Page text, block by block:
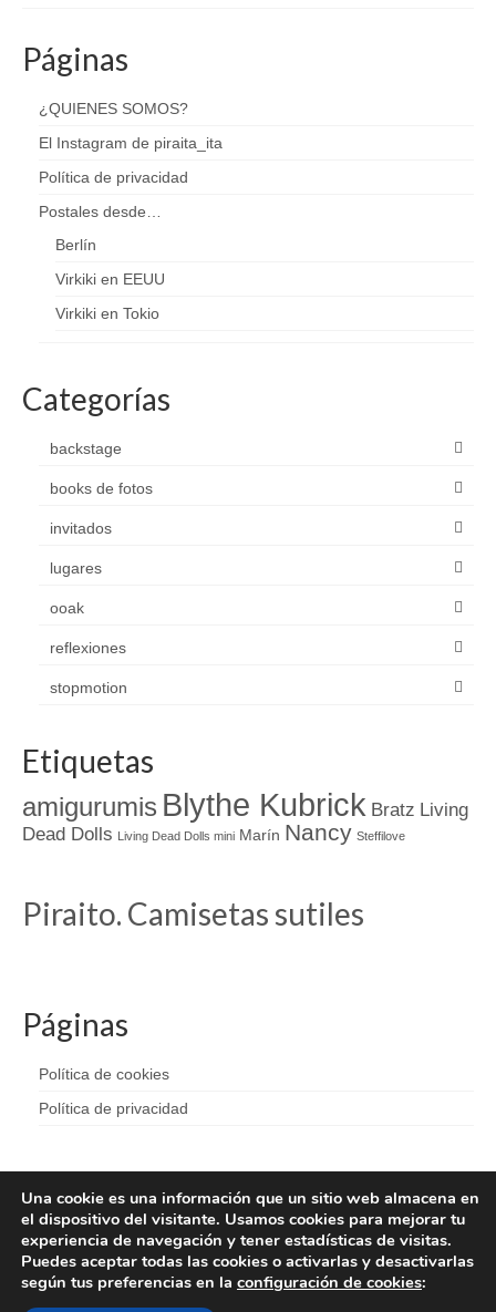
Páginas
¿QUIENES SOMOS?
El Instagram de piraita_ita
Política de privacidad
Postales desde…
Berlín
Virkiki en EEUU
Virkiki en Tokio
Categorías
backstage
books de fotos
invitados
lugares
ooak
reflexiones
stopmotion
Etiquetas
amigurumis Blythe Kubrick Bratz Living
Dead Dolls Living Dead Dolls mini Marín Nancy Steffilove
Piraito. Camisetas sutiles
Páginas
Política de cookies
Política de privacidad
Una cookie es una información que un sitio web almacena en
el dispositivo del visitante. Usamos cookies para mejorar tu
experiencia de navegación y tener estadísticas de visitas.
Puedes aceptar todas las cookies o activarlas y desactivarlas
según tus preferencias en la configuración de cookies: